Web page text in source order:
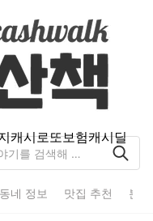
캐시로또보험캐시딜
동네 정보 맛집 추천 분